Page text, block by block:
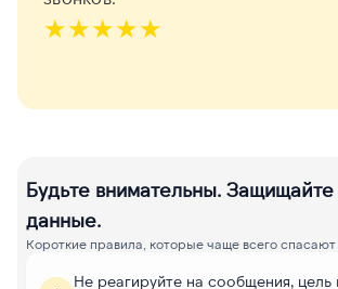
★★★★★
Будьте внимательны.
данные.
Короткие правила, которые чаще всего спасают
Не реагируйте на сообщения, цель